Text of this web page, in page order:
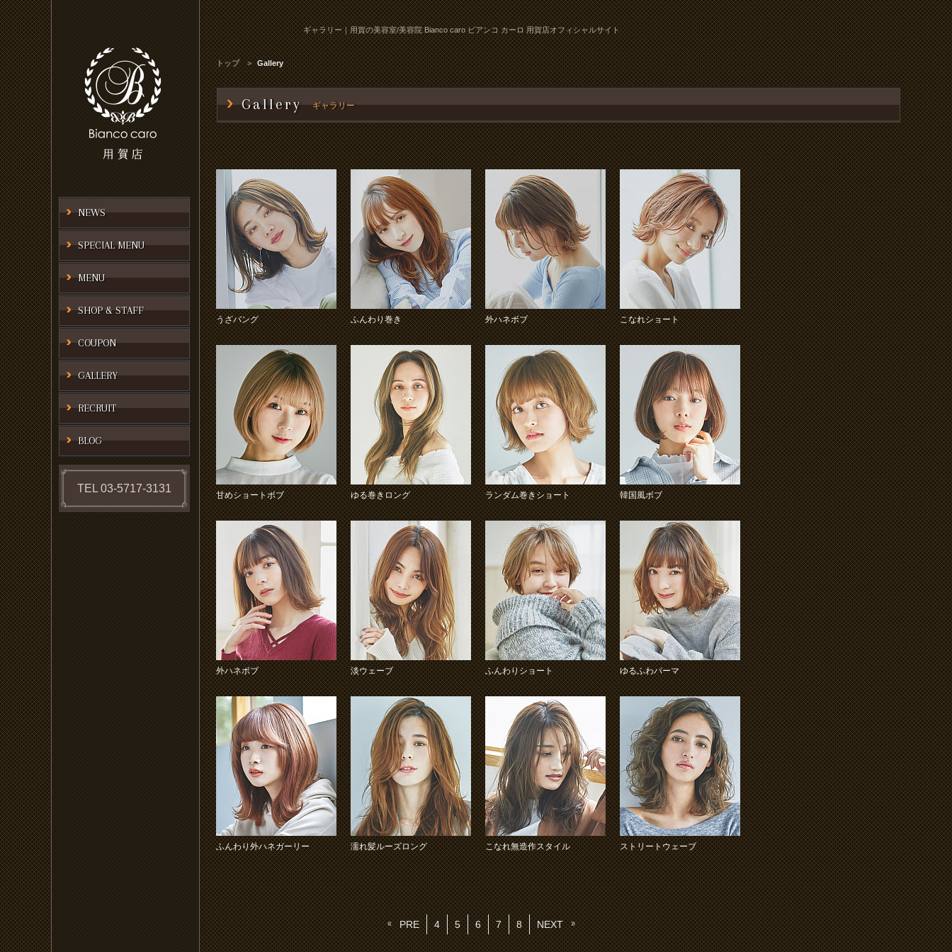
NEWS
SPECIAL MENU
MENU
SHOP & STAFF
COUPON
GALLERY
RECRUIT
BLOG
TEL 03-5717-3131
ギャラリー｜用賀の美容室/美容院 Bianco caro ビアンコ カーロ 用賀店オフィシャルサイト
トップ Gallery
Gallery ギャラリー
うざバング ふんわり巻き 外ハネボブ こなれショート
甘めショートボブ ゆる巻きロング ランダム巻きショート 韓国風ボブ
外ハネボブ 淡ウェーブ ふんわりショート ゆるふわパーマ
ふんわり外ハネガーリー 濡れ髪ルーズロング こなれ無造作スタイル ストリートウェーブ
PRE 4 5 6 7 8 NEXT